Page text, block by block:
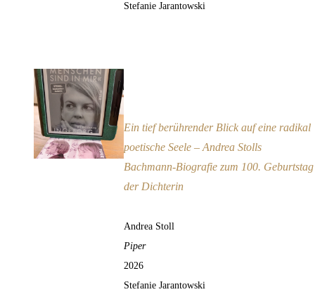
Stefanie Jarantowski
Ein tief berührender Blick auf eine radikal
poetische Seele – Andrea Stolls
Bachmann-Biografie zum 100. Geburtstag
der Dichterin
Andrea Stoll
Piper
2026
Stefanie Jarantowski